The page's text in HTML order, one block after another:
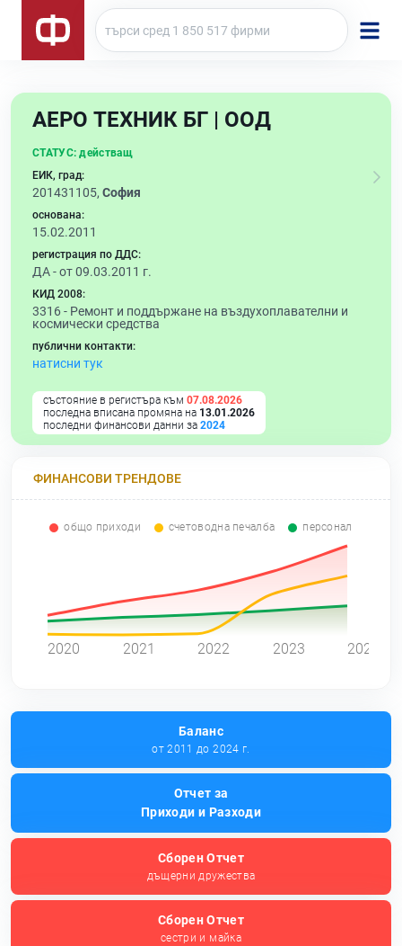
АЕРО ТЕХНИК БГ | ООД
СТАТУС: действащ
ЕИК, град:
201431105, София
основана:
15.02.2011
регистрация по ДДС:
ДА - от 09.03.2011 г.
КИД 2008:
3316 - Ремонт и поддържане на въздухоплавателни и
космически средства
публични контакти:
натисни тук
състояние в регистъра към 07.08.2026
последна вписана промяна на 13.01.2026
последни финансови данни за 2024
ФИНАНСОВИ ТРЕНДОВЕ
общо приходи счетоводна печалба персонал
2020 2021 2022 2023 2024
Баланс
от 2011 до 2024 г.
Отчет за
Приходи и Разходи
Сборен Отчет
дъщерни дружества
Сборен Отчет
сестри и майка